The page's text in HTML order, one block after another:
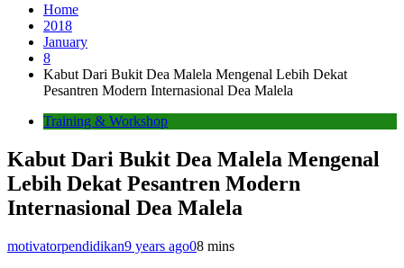
Home
2018
January
8
Kabut Dari Bukit Dea Malela Mengenal Lebih Dekat
Pesantren Modern Internasional Dea Malela
Training & Workshop
Kabut Dari Bukit Dea Malela Mengenal
Lebih Dekat Pesantren Modern
Internasional Dea Malela
motivatorpendidikan9 years ago08 mins